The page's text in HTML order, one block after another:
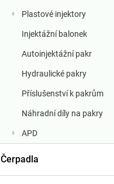
Plastové injektory
Injektážní balonek
Autoinjektážní pakr
Hydraulické pakry
Příslušenství k pakrům
Náhradní díly na pakry
APD
Čerpadla